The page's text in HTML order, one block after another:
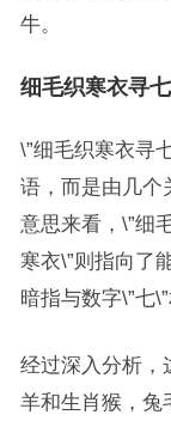
牛。
细毛织寒衣寻
\”细毛织寒衣寻
语，而是由几个
意思来看，\”细
寒衣\”则指向了
暗指与数字\”七
经过深入分析，
羊和生肖猴，兔